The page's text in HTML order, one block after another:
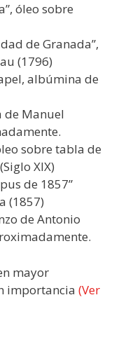
óleo sobre
de Granada”,
(1796)
albúmina de
de Manuel
sobre tabla de
XIX)
de 1857”
(1857)
de Antonio
mayor
importancia (Ver